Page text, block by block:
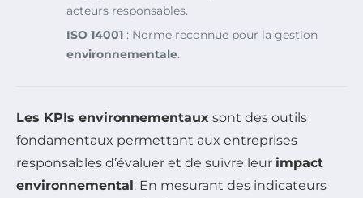
acteurs responsables.
ISO 14001 : Norme reconnue pour la gestion
environnementale.
Les KPIs environnementaux sont des outils
fondamentaux permettant aux entreprises
responsables d’évaluer et de suivre leur impact
environnemental . En mesurant des indicateurs